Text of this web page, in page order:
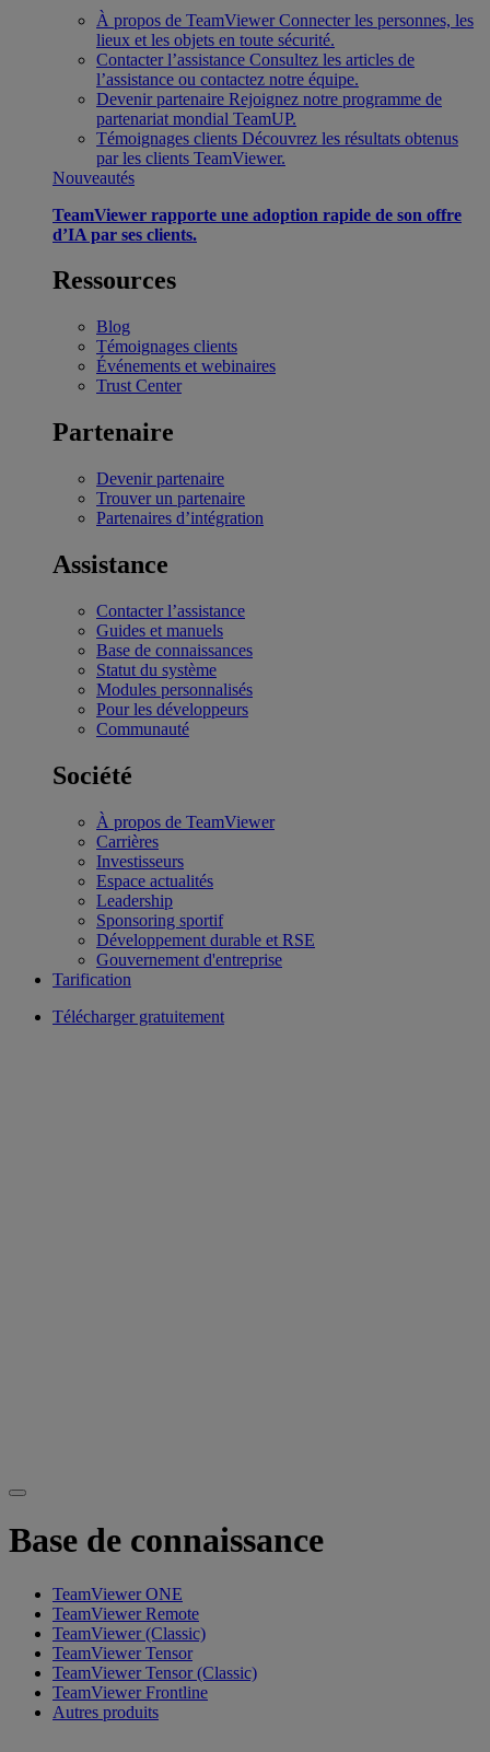
À propos de TeamViewer Connecter les personnes, les
lieux et les objets en toute sécurité.
Contacter l’assistance Consultez les articles de
l’assistance ou contactez notre équipe.
Devenir partenaire Rejoignez notre programme de
partenariat mondial TeamUP.
Témoignages clients Découvrez les résultats obtenus
par les clients TeamViewer.
Nouveautés
TeamViewer rapporte une adoption rapide de son offre
d’IA par ses clients.
Ressources
Blog
Témoignages clients
Événements et webinaires
Trust Center
Partenaire
Devenir partenaire
Trouver un partenaire
Partenaires d’intégration
Assistance
Contacter l’assistance
Guides et manuels
Base de connaissances
Statut du système
Modules personnalisés
Pour les développeurs
Communauté
Société
À propos de TeamViewer
Carrières
Investisseurs
Espace actualités
Leadership
Sponsoring sportif
Développement durable et RSE
Gouvernement d'entreprise
Tarification
Télécharger gratuitement
Base de connaissance
TeamViewer ONE
TeamViewer Remote
TeamViewer (Classic)
TeamViewer Tensor
TeamViewer Tensor (Classic)
TeamViewer Frontline
Autres produits